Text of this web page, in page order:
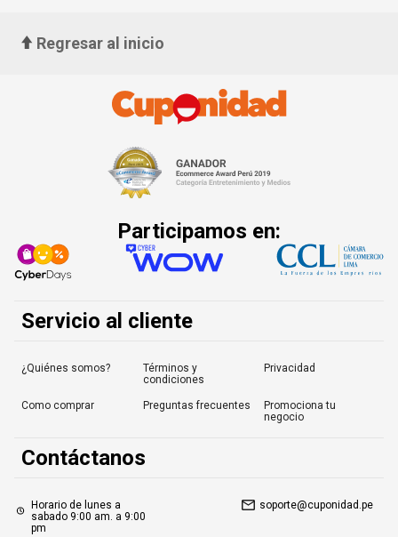
Regresar al inicio
Participamos en:
Servicio al cliente
¿Quiénes somos?
Términos y
condiciones
Privacidad
Como comprar Preguntas frecuentes
Promociona tu
negocio
Contáctanos
Horario de lunes a
sabado 9:00 am. a 9:00
pm
soporte@cuponidad.pe